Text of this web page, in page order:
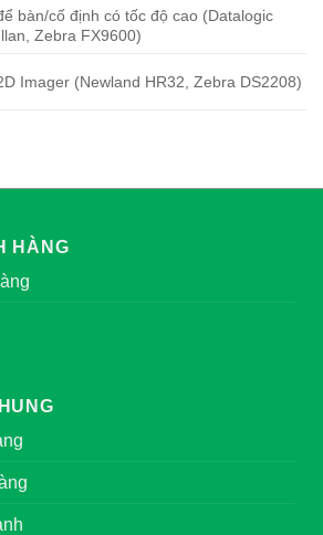
bàn/cố định có tốc độ cao (Datalogic
Zebra FX9600)
Imager (Newland HR32, Zebra DS2208)
HÀNG